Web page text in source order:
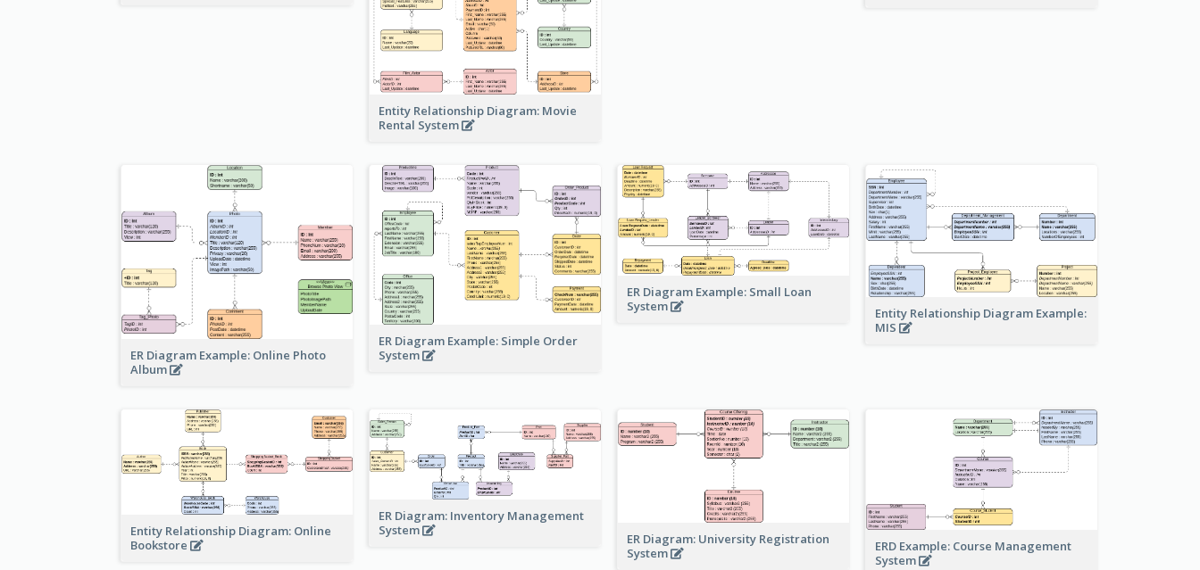
Entity Relationship Diagram: Movie
Rental System
ER Diagram Example: Online Photo
Album
ER Diagram Example: Simple Order
System
ER Diagram Example: Small Loan
System
Entity Relationship Diagram Example:
MIS
Entity Relationship Diagram: Online
Bookstore
ER Diagram: Inventory Management
System
ER Diagram: University Registration
System
ERD Example: Course Management
System